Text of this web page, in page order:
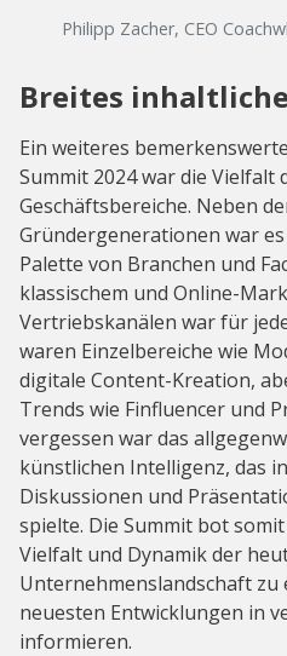
Philipp Zacher, CEO
Breites
Ein weiteres
Summit 2024 war die Vielfalt
Geschäftsbereiche. Neben
Gründergenerationen war
Palette von Branchen und
klassischem und Online-
Vertriebskanälen war für
waren Einzelbereiche wie
digitale Content-Kreation,
Trends wie Finfluencer und
vergessen war das
künstlichen Intelligenz, das
Diskussionen und
spielte. Die Summit bot
Vielfalt und Dynamik der
Unternehmenslandschaft zu
neuesten Entwicklungen in
informieren.